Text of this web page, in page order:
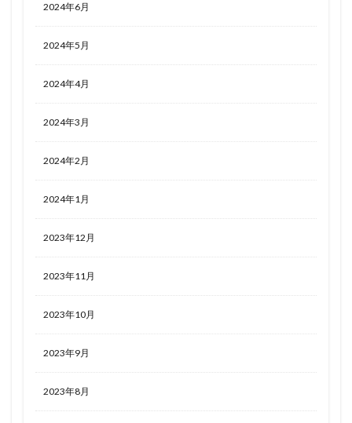
2024年6月
2024年5月
2024年4月
2024年3月
2024年2月
2024年1月
2023年12月
2023年11月
2023年10月
2023年9月
2023年8月